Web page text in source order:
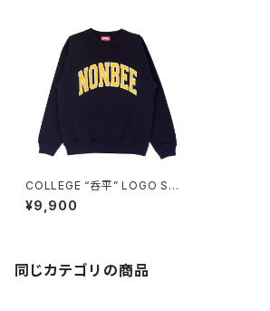
COLLEGE “呑平” LOGO SW
EAT navy/mustard-yellow
¥9,900
同じカテゴリの商品